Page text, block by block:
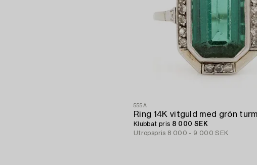
555A
Klubbat pris 8 000 SEK
Utropspris 8 000 - 9 000 SEK